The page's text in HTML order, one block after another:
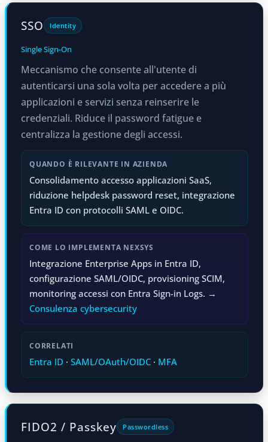
SSO Identity
Single Sign-On
Meccanismo che consente all'utente di
autenticarsi una sola volta per accedere a più
applicazioni e servizi senza reinserire le
credenziali. Riduce il password fatigue e
centralizza la gestione degli accessi.
QUANDO È RILEVANTE IN AZIENDA
Consolidamento accesso applicazioni SaaS,
riduzione helpdesk password reset, integrazione
Entra ID con protocolli SAML e OIDC.
COME LO IMPLEMENTA NEXSYS
Integrazione Enterprise Apps in Entra ID,
configurazione SAML/OIDC, provisioning SCIM,
monitoring accessi con Entra Sign-in Logs. →
Consulenza cybersecurity
CORRELATI
Entra ID · SAML/OAuth/OIDC · MFA
FIDO2 / Passkey Passwordless